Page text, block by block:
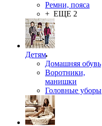
Ремни, пояса
+ ЕЩЕ 2
Детям
Домашняя обувь
Воротники,
манишки
Головные уборы